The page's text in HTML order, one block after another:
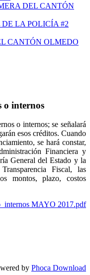
DEL CANTÓN
LA POLICÍA #2
CANTÓN OLMEDO
o internos
o internos; se señalará
esos créditos. Cuando
se hará constar,
Financiera y
General del Estado y la
Fiscal, las
montos, plazo, costos
MAYO 2017.pdf
by Phoca Download